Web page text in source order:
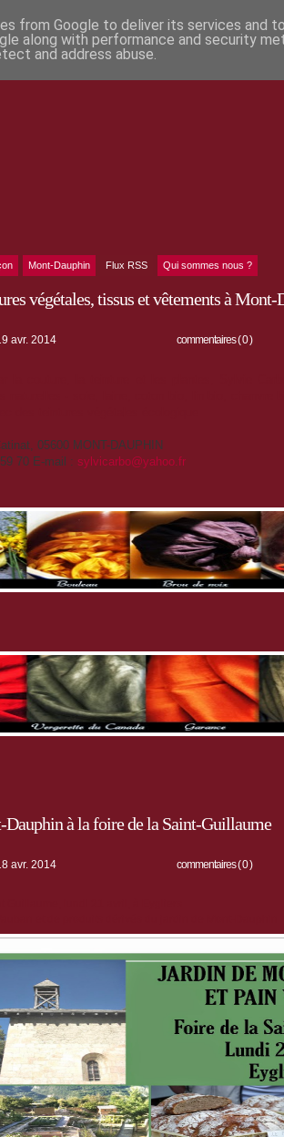
Mont-Dauphin Flux RSS Qui sommes nous ?
végétales, tissus et vêtements à Mont-
avr. 2014 commentaires ( 0 )
05600 MONT-DAUPHIN
70 E-mail : sylvicarbo@yahoo.fr
à la foire de la Saint-Guillaume
avr. 2014 commentaires ( 0 )
from Google to deliver its services and
along with performance and security
and address abuse.